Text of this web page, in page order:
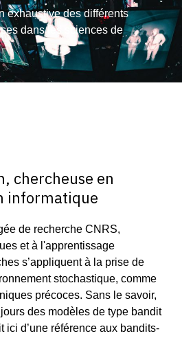
exhaustive des différents
dans les sciences de
chercheuse en
informatique
de recherche CNRS,
et à l'apprentissage
s’appliquent à la prise de
stochastique, comme
précoces. Sans le savoir,
des modèles de type bandit
ici d’une référence aux bandits-